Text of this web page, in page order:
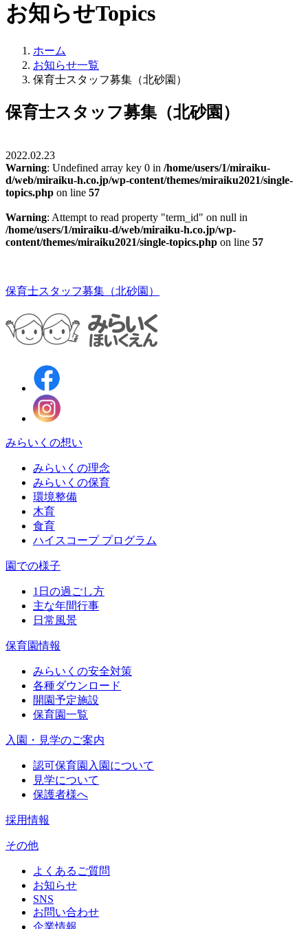
お知らせTopics
ホーム
お知らせ一覧
保育士スタッフ募集（北砂園）
保育士スタッフ募集（北砂園）
2022.02.23
Warning: Undefined array key 0 in /home/users/1/miraiku-
d/web/miraiku-h.co.jp/wp-content/themes/miraiku2021/single-
topics.php on line 57
Warning: Attempt to read property "term_id" on null in
/home/users/1/miraiku-d/web/miraiku-h.co.jp/wp-
content/themes/miraiku2021/single-topics.php on line 57
保育士スタッフ募集（北砂園）
みらいくの想い
みらいくの理念
みらいくの保育
環境整備
木育
食育
ハイスコープ プログラム
園での様子
1日の過ごし方
主な年間行事
日常風景
保育園情報
みらいくの安全対策
各種ダウンロード
開園予定施設
保育園一覧
入園・見学のご案内
認可保育園入園について
見学について
保護者様へ
採用情報
その他
よくあるご質問
お知らせ
SNS
お問い合わせ
企業情報